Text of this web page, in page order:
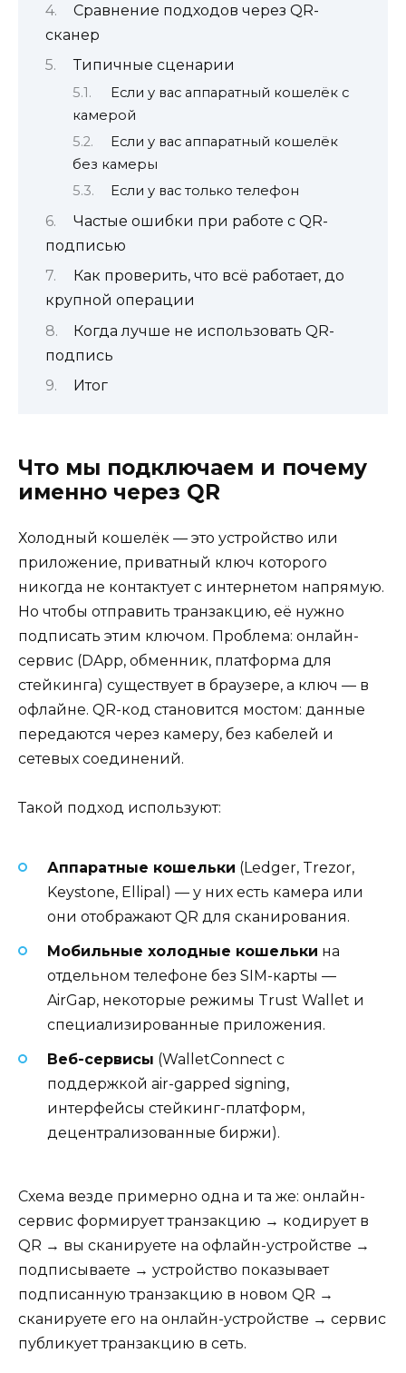
Сравнение подходов через QR-
сканер
Типичные сценарии
Если у вас аппаратный кошелёк с
камерой
Если у вас аппаратный кошелёк
без камеры
Если у вас только телефон
Частые ошибки при работе с QR-
подписью
Как проверить, что всё работает, до
крупной операции
Когда лучше не использовать QR-
подпись
Итог
Что мы подключаем и почему
именно через QR
Холодный кошелёк — это устройство или
приложение, приватный ключ которого
никогда не контактует с интернетом напрямую.
Но чтобы отправить транзакцию, её нужно
подписать этим ключом. Проблема: онлайн-
сервис (DApp, обменник, платформа для
стейкинга) существует в браузере, а ключ — в
офлайне. QR-код становится мостом: данные
передаются через камеру, без кабелей и
сетевых соединений.
Такой подход используют:
Аппаратные кошельки (Ledger, Trezor,
Keystone, Ellipal) — у них есть камера или
они отображают QR для сканирования.
Мобильные холодные кошельки на
отдельном телефоне без SIM-карты —
AirGap, некоторые режимы Trust Wallet и
специализированные приложения.
Веб-сервисы (WalletConnect с
поддержкой air-gapped signing,
интерфейсы стейкинг-платформ,
децентрализованные биржи).
Схема везде примерно одна и та же: онлайн-
сервис формирует транзакцию → кодирует в
QR → вы сканируете на офлайн-устройстве →
подписываете → устройство показывает
подписанную транзакцию в новом QR →
сканируете его на онлайн-устройстве → сервис
публикует транзакцию в сеть.